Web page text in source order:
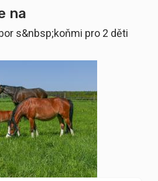
na
s&nbsp;koňmi pro 2 děti